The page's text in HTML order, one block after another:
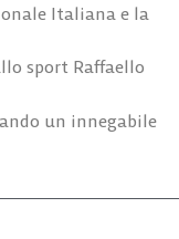
Italiana e la
sport Raffaello
un innegabile